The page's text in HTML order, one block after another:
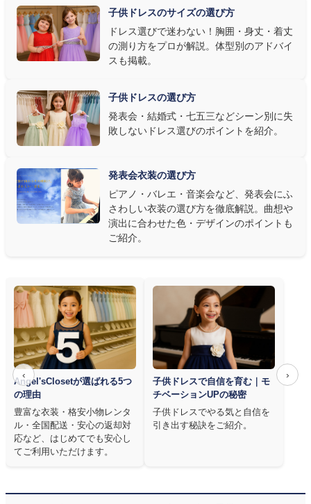
す。またピアノ演奏なら落ち着いたシックなトーン、バイオリンやソ
ロ演奏なら華やかで視線を集めるデザイン、合唱やアンサンブル
なら衣装同士が調和するクラシカルな色合い、と演目に合わせた
③ 演奏の動きを妨げない設計か確認する
発表会ドレス選びで見落とされがちなのが"動きやすさ"です。ピ
アノならペダル操作を妨げない丈感、バイオリンなら弓を動かす
右腕のゆとり、管楽器なら胸元の締め付けがないこと——演奏の
質は衣装で変わります。Angel's Closetのレンタル衣装は、元ピ
アノ教師の店長が発表会・コンクールでのご使用を前提に厳選し
た商品
を多数ご用意しています。
子供ドレスのサイズの選び方
ドレス選びで迷わない！胸囲・身丈・着丈
の測り方をプロが解説。体型別のアドバイ
スも掲載。
子供ドレスの選び方
発表会・結婚式・七五三などシーン別に失
敗しないドレス選びのポイントを紹介。
発表会衣装の選び方
ピアノ・バレエ・音楽会など、発表会にふ
さわしい衣装の選び方を徹底解説。曲想や
演出に合わせた色・デザインのポイントも
ご紹介。
‹ ›
Angel'sClosetが選ばれる5つ
の理由
豊富な衣装・格安小物レンタ
ル・全国配送・安心の返却対
応など、はじめてでも安心し
てご利用いただけます。
子供ドレスで自信を育む｜モ
チベーションUPの秘密
子供ドレスでやる気と自信を
引き出す秘訣をご紹介。